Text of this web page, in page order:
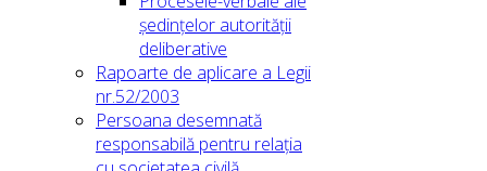
ședințelor autorității
deliberative
Rapoarte de aplicare a Legii
nr.52/2003
Persoana desemnată
responsabilă pentru relația